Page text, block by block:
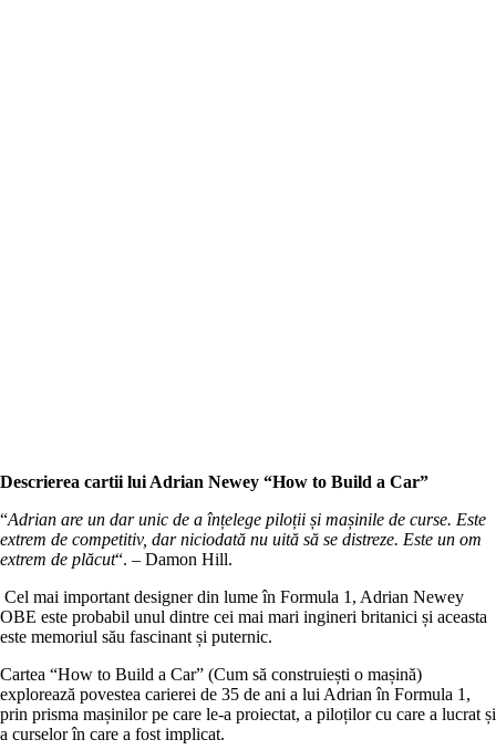
Descrierea cartii lui Adrian Newey “How to Build a Car”
“Adrian are un dar unic de a înțelege piloții și mașinile de curse. Este
extrem de competitiv, dar niciodată nu uită să se distreze. Este un om
extrem de plăcut“. – Damon Hill.
Cel mai important designer din lume în Formula 1, Adrian Newey
OBE este probabil unul dintre cei mai mari ingineri britanici și aceasta
este memoriul său fascinant și puternic.
Cartea “How to Build a Car” (Cum să construiești o mașină)
explorează povestea carierei de 35 de ani a lui Adrian în Formula 1,
prin prisma mașinilor pe care le-a proiectat, a piloților cu care a lucrat și
a curselor în care a fost implicat.